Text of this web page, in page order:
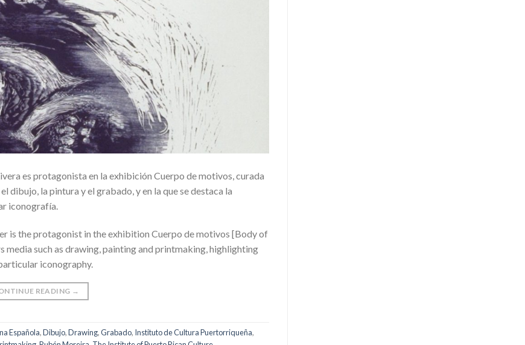
es protagonista en la exhibición Cuerpo de motivos, curada
dibujo, la pintura y el grabado, y en la que se destaca la
iconografía.
is the protagonist in the exhibition Cuerpo de motivos [Body of
such as drawing, painting and printmaking, highlighting
iconography.
READING →
Española,Dibujo,Drawing,Grabado, Instituto de Cultura Puertorriqueña,